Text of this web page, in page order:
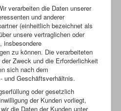
verarbeiten die Daten unserer
und anderer
(einheitlich bezeichnet als
unsere vertraglichen oder
insbesondere
zu können. Die verarbeiteten
Zweck und die Erforderlichkeit
sich nach dem
und Geschäftsverhältnis.
oder gesetzlich
der Kunden vorliegt,
die Daten der Kunden unter